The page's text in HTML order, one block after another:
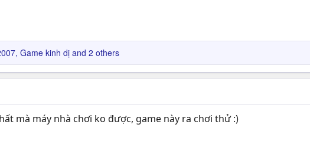
, Game kinh dị and 2 others
mà máy nhà chơi ko được, game này ra chơi thử :)